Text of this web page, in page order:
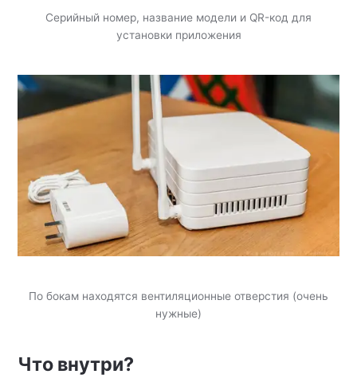
Серийный номер, название модели и QR-код для
установки приложения
По бокам находятся вентиляционные отверстия (очень
нужные)
Что внутри?